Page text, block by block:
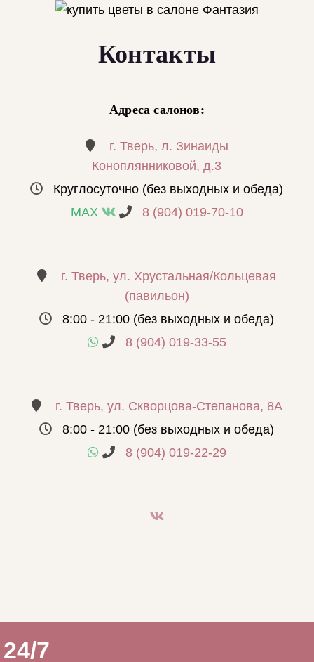
Контакты
Адреса салонов:
г. Тверь, л. Зинаиды
Коноплянниковой, д.3
Круглосуточно (без выходных и обеда)
MAX
8 (904) 019-70-10
г. Тверь, ул. Хрустальная/Кольцевая
(павильон)
8:00 - 21:00 (без выходных и обеда)
8 (904) 019-33-55
г. Тверь, ул. Скворцова-Степанова, 8А
8:00 - 21:00 (без выходных и обеда)
8 (904) 019-22-29
24/7